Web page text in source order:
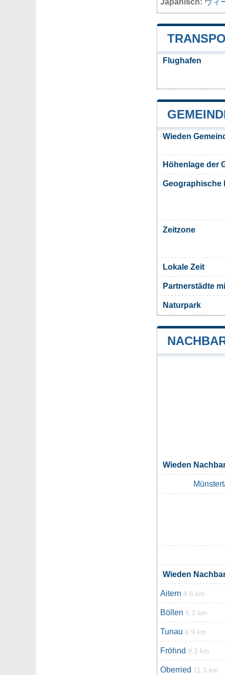
Japanisch: ヴィ
Flughafen
Wieden
Höhenlage der
Geographische
Zeitzone
Lokale Zeit
Partnerstädte
Naturpark
Wieden
Wieden
Aitern 4.6 km
Böllen 5.3 km
Tunau 6.9 km
Fröhnd 9.2 km
Oberried 11.3 km